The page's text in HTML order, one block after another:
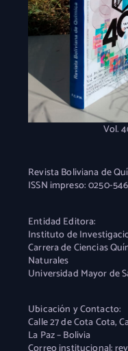
Vol.
Revista Boliviana de
ISSN impreso: 0250-
Entidad Editora:
Instituto de
Carrera de Ciencias
Naturales
Universidad Mayor de
Ubicación y Contacto:
Calle 27 de Cota Cota,
La Paz – Bolivia